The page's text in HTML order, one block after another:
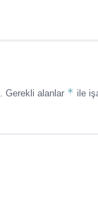
Gerekli alanlar * ile